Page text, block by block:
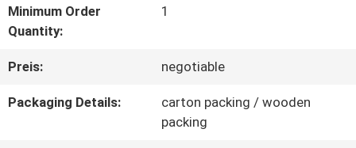
Minimum Order
Quantity:
1
Preis: negotiable
Packaging Details:
carton packing / wooden
packing